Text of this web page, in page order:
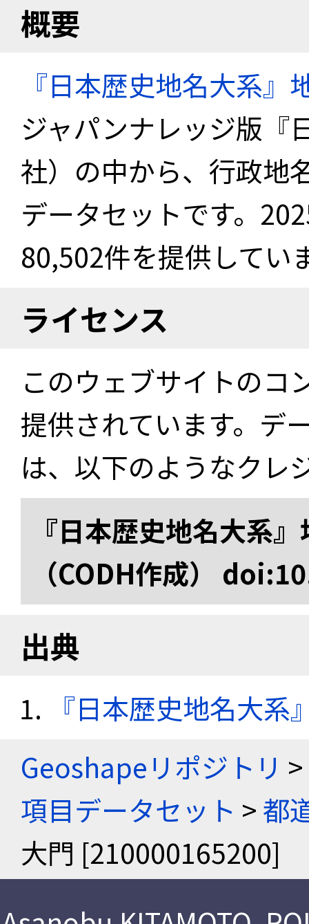
概要
『日本歴史地名大系
ジャパンナレッジ版『
社）の中から、行政地
データセットです。
80,502件を提供してい
ライセンス
このウェブサイトのコ
提供されています。デ
は、以下のようなクレ
『日本歴史地名大系
（CODH作成）
出典
『日本歴史地名大
Geoshapeリポジトリ >
項目データセット >都
大門 [210000165200]